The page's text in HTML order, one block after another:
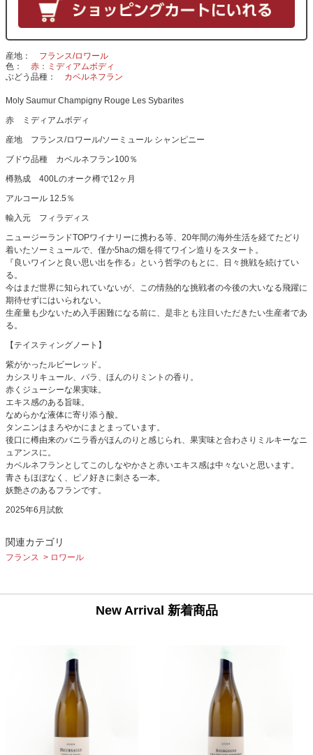
産地
フランス/ロワール
色
赤：ミディアムボディ
ぶどう品種
カベルネフラン
Moly Saumur Champigny Rouge Les Sybarites
赤 ミディアムボディ
産地 フランス/ロワール/ソーミュール シャンピニー
ブドウ品種 カベルネフラン100％
樽熟成 400Lのオーク樽で12ヶ月
アルコール 12.5％
輸入元 フィラディス
ニュージーランドTOPワイナリーに携わる等、20年間の海外生活を経てたどり
着いたソーミュールで、僅か5haの畑を得てワイン造りをスタート。
『良いワインと良い思い出を作る』という哲学のもとに、日々挑戦を続けてい
る。
今はまだ世界に知られていないが、この情熱的な挑戦者の今後の大いなる飛躍に
期待せずにはいられない。
生産量も少ないため入手困難になる前に、是非とも注目いただきたい生産者であ
る。
【テイスティングノート】
紫がかったルビーレッド。
カシスリキュール、バラ、ほんのりミントの香り。
赤くジューシーな果実味。
エキス感のある旨味。
なめらかな液体に寄り添う酸。
タンニンはまろやかにまとまっています。
後口に樽由来のバニラ香がほんのりと感じられ、果実味と合わさりミルキーなニ
ュアンスに。
カベルネフランとしてこのしなやかさと赤いエキス感は中々ないと思います。
青さもほぼなく、ピノ好きに刺さる一本。
妖艶さのあるフランです。
2025年6月試飲
関連カテゴリ
フランス ロワール
New Arrival 新着商品